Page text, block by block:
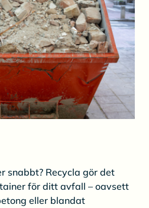
snabbt? Recycla gör det
för ditt avfall – oavsett
eller blandat